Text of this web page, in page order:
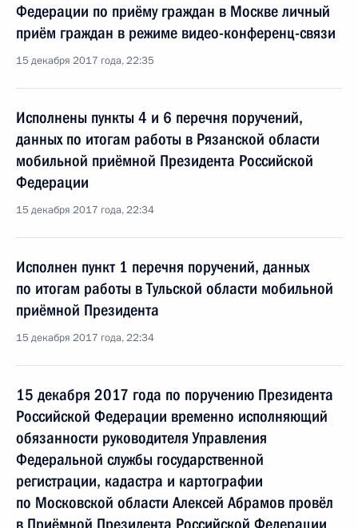
Федерации по приёму граждан в Москве личный
приём граждан в режиме видео-конференц-связи
15 декабря 2017 года, 22:35
Исполнены пункты 4 и 6 перечня поручений,
данных по итогам работы в Рязанской области
мобильной приёмной Президента Российской
Федерации
15 декабря 2017 года, 22:34
Исполнен пункт 1 перечня поручений, данных
по итогам работы в Тульской области мобильной
приёмной Президента
15 декабря 2017 года, 22:34
15 декабря 2017 года по поручению Президента
Российской Федерации временно исполняющий
обязанности руководителя Управления
Федеральной службы государственной
регистрации, кадастра и картографии
по Московской области Алексей Абрамов провёл
в Приёмной Президента Российской Федерации